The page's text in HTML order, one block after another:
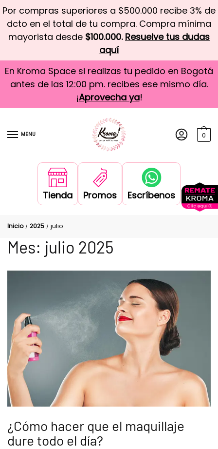
Por compras superiores a $500.000 recibe 3% de
dcto en el total de tu compra. Compra mínima
mayorista desde $100.000. Resuelve tus dudas
aquí
En Kroma Space si realizas tu pedido en Bogotá
antes de las 12:00 pm. recibes ese mismo día.
¡Aprovecha ya!
MENU 0
Tienda Promos Escríbenos
Inicio / 2025 / julio
Mes: julio 2025
¿Cómo hacer que el maquillaje
dure todo el día?